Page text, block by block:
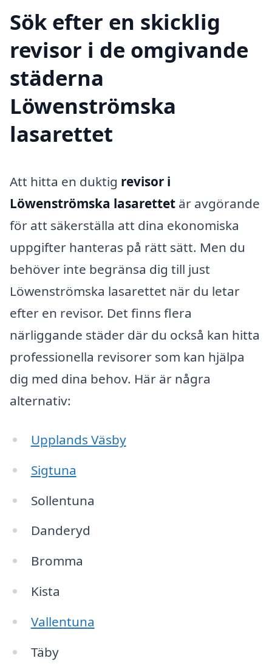
Sök efter en skicklig
revisor i de omgivande
städerna
Löwenströmska
lasarettet
Att hitta en duktig revisor i
Löwenströmska lasarettet är avgörande
för att säkerställa att dina ekonomiska
uppgifter hanteras på rätt sätt. Men du
behöver inte begränsa dig till just
Löwenströmska lasarettet när du letar
efter en revisor. Det finns flera
närliggande städer där du också kan hitta
professionella revisorer som kan hjälpa
dig med dina behov. Här är några
alternativ:
Upplands Väsby
Sigtuna
Sollentuna
Danderyd
Bromma
Kista
Vallentuna
Täby